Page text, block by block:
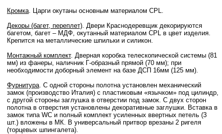
Кромка. Царги окутаны основным материалом CPL.
Декоры (багет, переплет). Двери Краснодеревщик декорируются
багетом, багет – МДФ, окутанный материалом CPL в цвет изделия.
Крепится на металлические шпильки и силикон.
Монтажный комплект. Дверная коробка телескопической системы (81
мм) из фанеры, наличник Г-образный прямой (70 мм); при
необходимости доборный элемент на базе ДСП 16мм (125 мм).
Фурнитура. С одной стороны полотна установлен механический
замок (производство Италия) с пластиковым «язычком» под цилиндр,
с другой стороны заглушка в отверстии под замок. С двух сторон
полотна в отверстия установлены декоративные заглушки. Вставка в
замок типа WC и полный комплект усиленных ввертных петель (3
шт.) вложены в МК. В универсальный притвор врезаны 2 ригеля
(торцевых шпингалета).